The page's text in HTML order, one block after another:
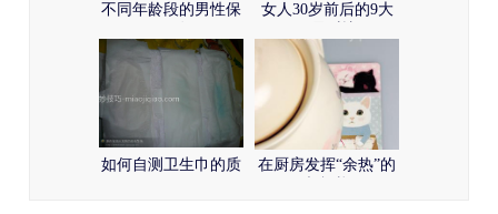
不同年龄段的男性保
女人30岁前后的9大
如何自测卫生巾的质
在厨房发挥“余热”的